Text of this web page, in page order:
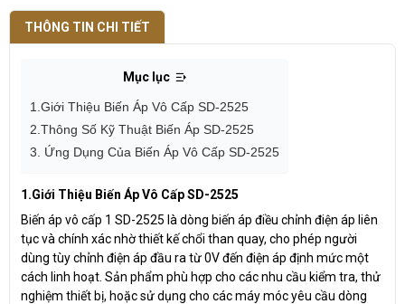
THÔNG TIN CHI TIẾT
Mục lục
1.Giới Thiệu Biến Áp Vô Cấp SD-2525
2.Thông Số Kỹ Thuật Biến Áp SD-2525
3. Ứng Dụng Của Biến Áp Vô Cấp SD-2525
1.Giới Thiệu Biến Áp Vô Cấp SD-2525
Biến áp vô cấp 1 SD-2525 là dòng biến áp điều chỉnh điện áp liên
tục và chính xác nhờ thiết kế chổi than quay, cho phép người
dùng tùy chỉnh điện áp đầu ra từ 0V đến điện áp định mức một
cách linh hoạt. Sản phẩm phù hợp cho các nhu cầu kiểm tra, thử
nghiệm thiết bị, hoặc sử dụng cho các máy móc yêu cầu dòng